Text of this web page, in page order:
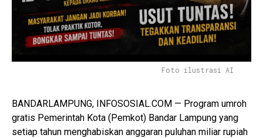
Foto ilustrasi AI
BANDARLAMPUNG, INFOSOSIAL.COM — Program umroh
gratis Pemerintah Kota (Pemkot) Bandar Lampung yang
setiap tahun menghabiskan anggaran puluhan miliar rupiah